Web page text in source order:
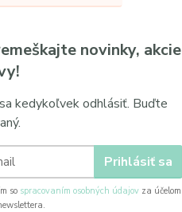
novinky, akcie
kedykoľvek odhlásiť. Buďte
Prihlásiť sa
so spracovaním osobných údajov za účelom